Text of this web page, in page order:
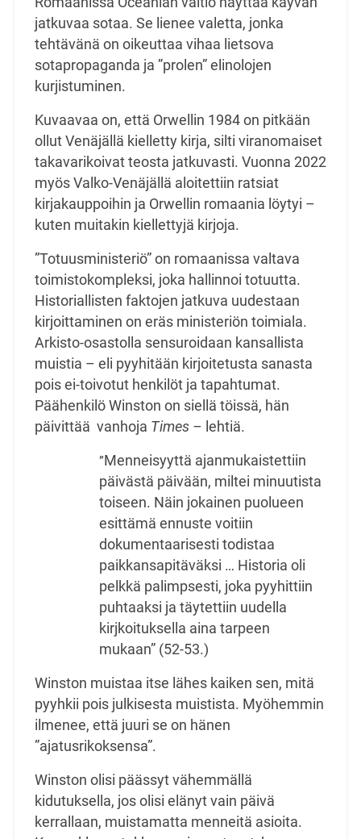
jatkuvaa sotaa. Se lienee valetta, jonka
tehtävänä on oikeuttaa vihaa lietsova
sotapropaganda ja ”prolen” elinolojen
kurjistuminen.
Kuvaavaa on, että Orwellin 1984 on pitkään
ollut Venäjällä kielletty kirja, silti viranomaiset
takavarikoivat teosta jatkuvasti. Vuonna 2022
myös Valko-Venäjällä aloitettiin ratsiat
kirjakauppoihin ja Orwellin romaania löytyi –
kuten muitakin kiellettyjä kirjoja.
”Totuusministeriö” on romaanissa valtava
toimistokompleksi, joka hallinnoi totuutta.
Historiallisten faktojen jatkuva uudestaan
kirjoittaminen on eräs ministeriön toimiala.
Arkisto-osastolla sensuroidaan kansallista
muistia – eli pyyhitään kirjoitetusta sanasta
pois ei-toivotut henkilöt ja tapahtumat.
Päähenkilö Winston on siellä töissä, hän
päivittää vanhoja Times – lehtiä.
”Menneisyyttä ajanmukaistettiin
päivästä päivään, miltei minuutista
toiseen. Näin jokainen puolueen
esittämä ennuste voitiin
dokumentaarisesti todistaa
paikkansapitäväksi … Historia oli
pelkkä palimpsesti, joka pyyhittiin
puhtaaksi ja täytettiin uudella
kirjkoituksella aina tarpeen
mukaan” (52-53.)
Winston muistaa itse lähes kaiken sen, mitä
pyyhkii pois julkisesta muistista. Myöhemmin
ilmenee, että juuri se on hänen
”ajatusrikoksensa”.
Winston olisi päässyt vähemmällä
kidutuksella, jos olisi elänyt vain päivä
kerrallaan, muistamatta menneitä asioita.